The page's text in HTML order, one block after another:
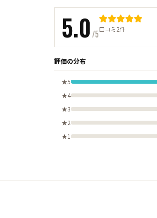
5.0/5口コミ2件
評価の分布
★5
★4
★3
★2
★1